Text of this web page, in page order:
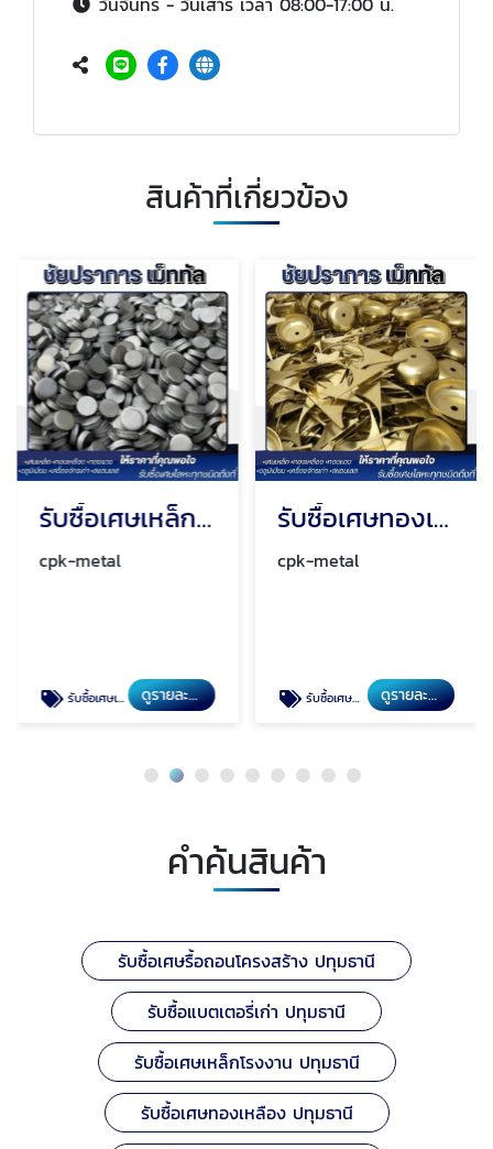
สินค้าที่เกี่ยวข้อง
รับซื้อเศษเหล็กโรงงาน ปทุมธานี
cpk-metal
รับซื้อเศษเหล็กโรงงาน ปทุมธานี ดูรายละเอียด
รับซื้อเศษทองเหลือง ปทุมธานี
cpk-metal
รับซื้อเศษทองเหลือง ปทุมธานี ดูรายละเอียด
คำค้นสินค้า
รับซื้อเศษรื้อถอนโครงสร้าง ปทุมธานี
รับซื้อแบตเตอรี่เก่า ปทุมธานี
รับซื้อเศษเหล็กโรงงาน ปทุมธานี
รับซื้อเศษทองเหลือง ปทุมธานี